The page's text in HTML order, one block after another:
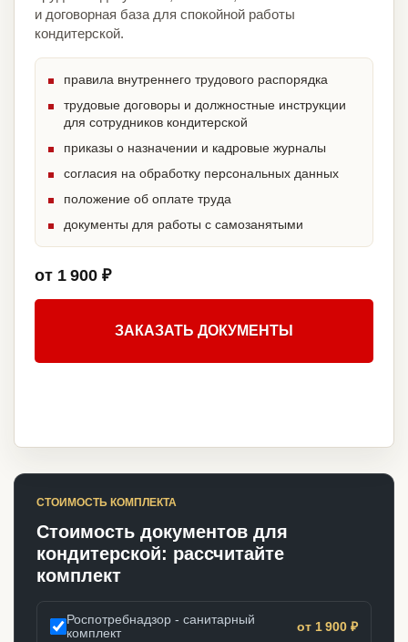
и договорная база для спокойной работы
кондитерской.
правила внутреннего трудового распорядка
трудовые договоры и должностные инструкции
для сотрудников кондитерской
приказы о назначении и кадровые журналы
согласия на обработку персональных данных
положение об оплате труда
документы для работы с самозанятыми
от 1 900 ₽
ЗАКАЗАТЬ ДОКУМЕНТЫ
СТОИМОСТЬ КОМПЛЕКТА
Стоимость документов для
кондитерской: рассчитайте
комплект
Роспотребнадзор - санитарный
комплект
от 1 900 ₽